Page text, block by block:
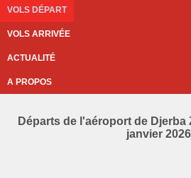
VOLS DÉPART
VOLS ARRIVÉE
ACTUALITÉ
A PROPOS
Départs de l'aéroport de Djerba
janvier 2026